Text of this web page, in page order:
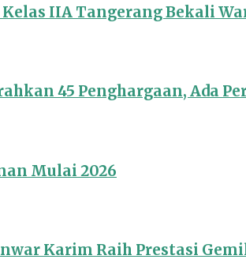
IIA Tangerang Bekali
45 Penghargaan, Ada
Mulai 2026
Karim Raih Prestasi